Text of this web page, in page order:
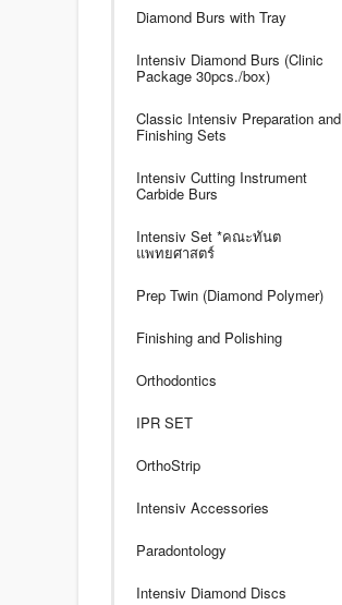
Diamond Burs with Tray
Intensiv Diamond Burs (Clinic
Package 30pcs./box)
Classic Intensiv Preparation and
Finishing Sets
Intensiv Cutting Instrument
Carbide Burs
Intensiv Set *คณะทันต
แพทยศาสตร์
Prep Twin (Diamond Polymer)
Finishing and Polishing
Orthodontics
IPR SET
OrthoStrip
Intensiv Accessories
Paradontology
Intensiv Diamond Discs